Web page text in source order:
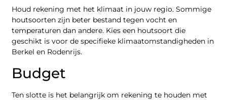
Houd rekening met het klimaat in jouw regio. Sommige
houtsoorten zijn beter bestand tegen vocht en
temperaturen dan andere. Kies een houtsoort die
geschikt is voor de specifieke klimaatomstandigheden in
Berkel en Rodenrijs.
Budget
Ten slotte is het belangrijk om rekening te houden met